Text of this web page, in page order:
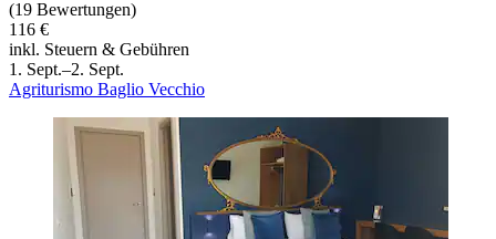
(19 Bewertungen)
116 €
inkl. Steuern & Gebühren
1. Sept.–2. Sept.
Agriturismo Baglio Vecchio